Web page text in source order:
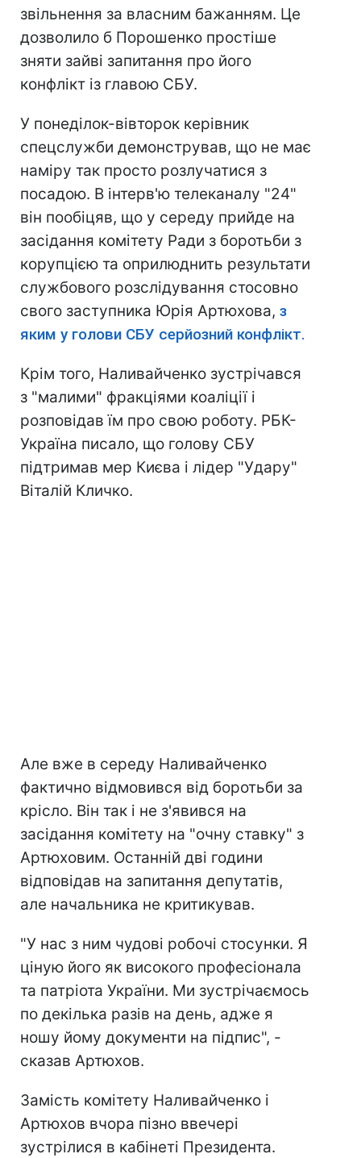
звільнення за власним бажанням. Це
дозволило б Порошенко простіше
зняти зайві запитання про його
конфлікт із главою СБУ.
У понеділок-вівторок керівник
спецслужби демонстрував, що не має
наміру так просто розлучатися з
посадою. В інтерв'ю телеканалу "24"
він пообіцяв, що у середу прийде на
засідання комітету Ради з боротьби з
корупцією та оприлюднить результати
службового розслідування стосовно
свого заступника Юрія Артюхова, з
яким у голови СБУ серйозний конфлікт.
Крім того, Наливайченко зустрічався
з "малими" фракціями коаліції і
розповідав їм про свою роботу. РБК-
Україна писало, що голову СБУ
підтримав мер Києва і лідер "Удару"
Віталій Кличко.
Але вже в середу Наливайченко
фактично відмовився від боротьби за
крісло. Він так і не з'явився на
засідання комітету на "очну ставку" з
Артюховим. Останній дві години
відповідав на запитання депутатів,
але начальника не критикував.
"У нас з ним чудові робочі стосунки. Я
ціную його як високого професіонала
та патріота України. Ми зустрічаємось
по декілька разів на день, адже я
ношу йому документи на підпис", -
сказав Артюхов.
Замість комітету Наливайченко і
Артюхов вчора пізно ввечері
зустрілися в кабінеті Президента.